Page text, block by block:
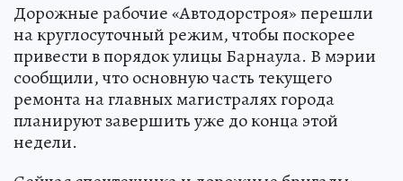
Дорожные рабочие «Автодорстроя» перешли
на круглосуточный режим, чтобы поскорее
привести в порядок улицы Барнаула. В мэрии
сообщили, что основную часть текущего
ремонта на главных магистралях города
планируют завершить уже до конца этой
недели.